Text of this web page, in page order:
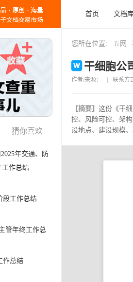
首页 文档
您所在位置: 五网
干细胞公
作者/来源： 联系方
【摘要】 这份《干
控、风险可控、架
设地点、建设规模